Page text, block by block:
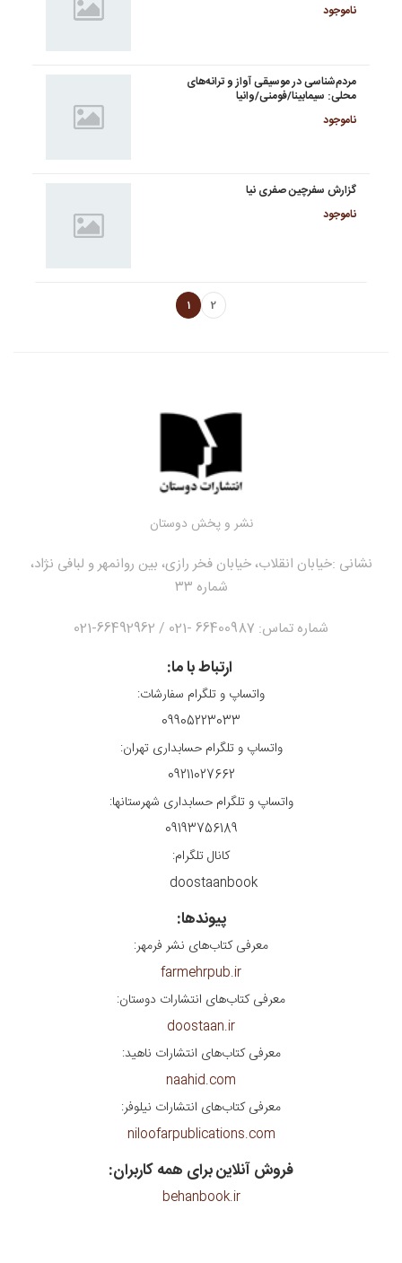
ناموجود
مردم‌شناسی در موسیقی آواز و ترانه‌های
محلی: سیمابینا/فومنی/وانیا
ناموجود
گزارش سفرچین صفری نیا
ناموجود
1 2
نشر و پخش دوستان
نشانی :خیابان انقلاب، خیابان فخر رازی، بین روانمهر و لبافی نژاد،
شماره ۳۳
شماره تماس: 66400987 -021 / 66492962-021
ارتباط با ما:
واتساپ و تلگرام سفارشات:
09905223033
واتساپ و تلگرام حسابداری تهران:
09211027662
واتساپ و تلگرام حسابداری شهرستانها:
09193756189
کانال تلگرام:
doostaanbook
پیوندها:
معرفی کتاب‌های نشر فرمهر:
farmehrpub.ir
معرفی کتاب‌های انتشارات دوستان:
doostaan.ir
معرفی کتاب‌های انتشارات ناهید:
naahid.com
معرفی کتاب‌های انتشارات نیلوفر:
niloofarpublications.com
فروش آنلاین برای همه کاربران:
behanbook.ir